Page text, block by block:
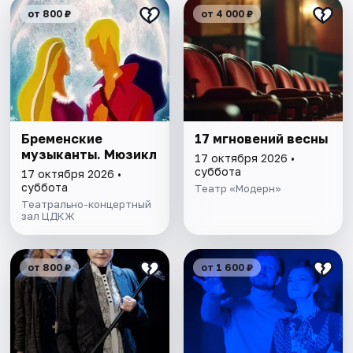
от 800 ₽
Бременские
музыканты. Мюзикл
17 октября 2026 •
суббота
Театрально-концертный
зал ЦДКЖ
от 4 000 ₽
17 мгновений весны
17 октября 2026 •
суббота
Театр «Модерн»
от 800 ₽ от 1 600 ₽